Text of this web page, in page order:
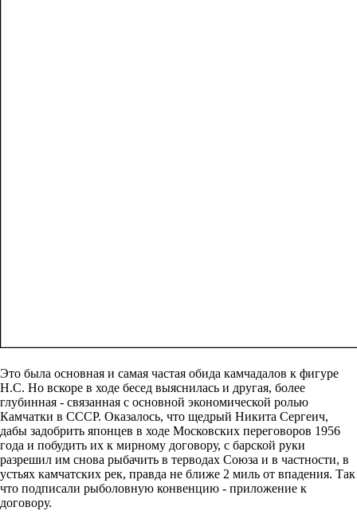
Это была основная и самая частая обида камчадалов к фигуре
Н.С. Но вскоре в ходе бесед выяснилась и другая, более
глубинная - связанная с основной экономической ролью
Камчатки в СССР. Оказалось, что щедрый Никита Сергеич,
дабы задобрить японцев в ходе Московских переговоров 1956
года и побудить их к мирному договору, с барской руки
разрешил им снова рыбачить в терводах Союза и в частности, в
устьях камчатских рек, правда не ближе 2 миль от впадения. Так
что подписали рыболовную конвенцию - приложение к
договору.